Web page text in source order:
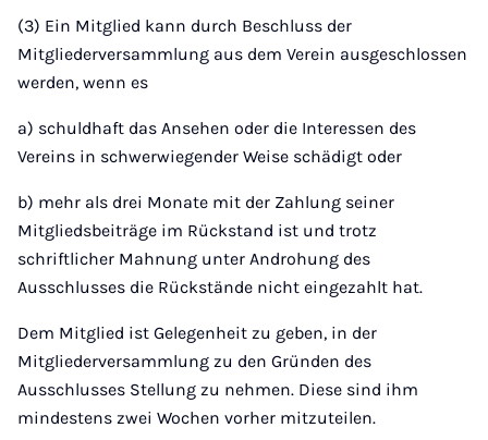
(3) Ein Mitglied kann durch Beschluss der
Mitgliederversammlung aus dem Verein ausgeschlossen
werden, wenn es
a) schuldhaft das Ansehen oder die Interessen des
Vereins in schwerwiegender Weise schädigt oder
b) mehr als drei Monate mit der Zahlung seiner
Mitgliedsbeiträge im Rückstand ist und trotz
schriftlicher Mahnung unter Androhung des
Ausschlusses die Rückstände nicht eingezahlt hat.
Dem Mitglied ist Gelegenheit zu geben, in der
Mitgliederversammlung zu den Gründen des
Ausschlusses Stellung zu nehmen. Diese sind ihm
mindestens zwei Wochen vorher mitzuteilen.